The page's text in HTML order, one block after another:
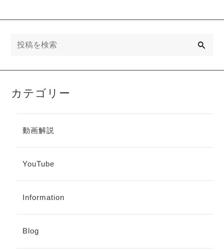
カテゴリー
動画解説
YouTube
Information
Blog